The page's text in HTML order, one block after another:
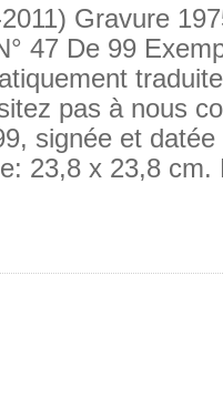
Gravure
47 De 99
pas à nous
signée et
23,8 x 23,8